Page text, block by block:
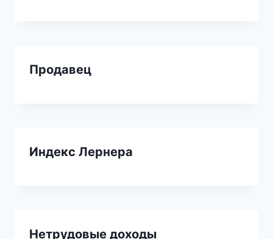
Продавец
Индекс Лернера
Нетрудовые доходы